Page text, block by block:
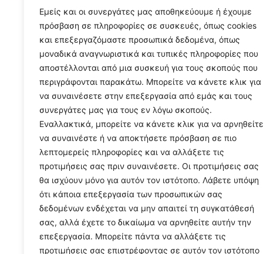
Εμείς και οι συνεργάτες μας αποθηκεύουμε ή έχουμε
πρόσβαση σε πληροφορίες σε συσκευές, όπως cookies
και επεξεργαζόμαστε προσωπικά δεδομένα, όπως
μοναδικά αναγνωριστικά και τυπικές πληροφορίες που
αποστέλλονται από μια συσκευή για τους σκοπούς που
περιγράφονται παρακάτω. Μπορείτε να κάνετε κλικ για
να συναινέσετε στην επεξεργασία από εμάς και τους
συνεργάτες μας για τους εν λόγω σκοπούς.
Εναλλακτικά, μπορείτε να κάνετε κλικ για να αρνηθείτε
να συναινέστε ή να αποκτήσετε πρόσβαση σε πιο
λεπτομερείς πληροφορίες και να αλλάξετε τις
προτιμήσεις σας πριν συναινέσετε. Οι προτιμήσεις σας
θα ισχύουν μόνο για αυτόν τον ιστότοπο. Λάβετε υπόψη
ότι κάποια επεξεργασία των προσωπικών σας
δεδομένων ενδέχεται να μην απαιτεί τη συγκατάθεσή
σας, αλλά έχετε το δικαίωμα να αρνηθείτε αυτήν την
επεξεργασία. Μπορείτε πάντα να αλλάξετε τις
προτιμήσεις σας επιστρέφοντας σε αυτόν τον ιστότοπο